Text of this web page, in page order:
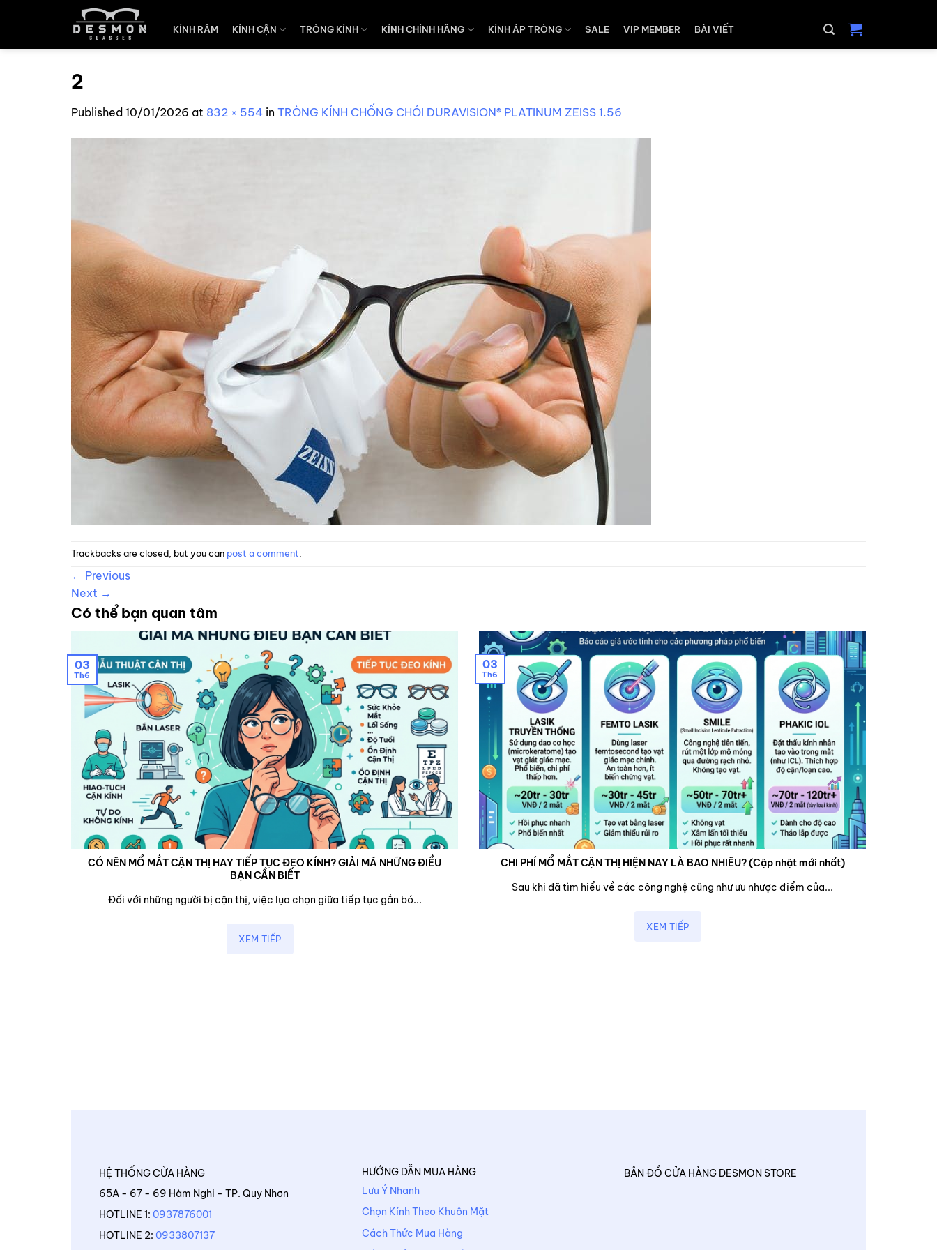
KÍNH RÂM KÍNH CẬN TRÒNG KÍNH KÍNH CHÍNH HÃNG KÍNH ÁP TRÒNG SALE VIP MEMBER BÀI VIẾT
2
Published 10/01/2026 at 832 × 554 in TRÒNG KÍNH CHỐNG CHÓI DURAVISION® PLATINUM ZEISS 1.56
Trackbacks are closed, but you can post a comment
← Previous
Next →
Có thể bạn quan tâm
CÓ NÊN MỔ MẮT CẬN THỊ HAY TIẾP TỤC ĐEO KÍNH? GIẢI MÃ NHỮNG ĐIỀU
BẠN CẦN BIẾT
Đối với những người bị cận thị, việc lụa chọn giữa tiếp tục gắn bó...
XEM TIẾP
03
Th6
CHI PHÍ MỔ MẮT CẬN THỊ HIỆN NAY LÀ BAO NHIÊU? (Cập nhật mới nhất)
Sau khi đã tìm hiểu về các công nghệ cũng như ưu nhược điểm của...
XEM TIẾP
03
Th6
HỆ THỐNG CỬA HÀNG
65A - 67 - 69 Hàm Nghi - TP. Quy Nhơn
HOTLINE 1: 0937876001
HOTLINE 2: 0933807137
HƯỚNG DẪN MUA HÀNG
Lưu Ý Nhanh
Chọn Kính Theo Khuôn Mặt
Cách Thức Mua Hàng
BẢN ĐỒ CỬA HÀNG DESMON STORE